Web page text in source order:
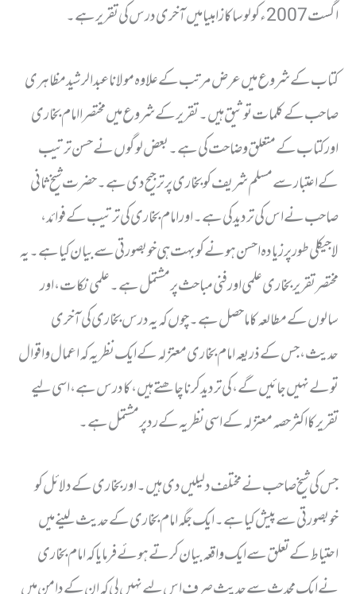
اگست 2007ء کو لوساکا زامبیا میں آخری درس کی تقریر ہے۔
کتاب کے شروع میں عرض مرتب کے علاوہ مولانا عبدالرشید مظاہری
صاحب کے کلمات توثیق ہیں۔تقریر کے شروع میں مختصرا امام بخاری
اور کتاب کے متعلق وضاحت کی ہے۔ بعض لوگوں نے حسن ترتیب
کے اعتبار سے مسلم شریف کو بخاری پر ترجیح دی ہے۔ حضرت شیخ ثانی
صاحب نے اس کی تردید کی ہے۔ اور امام بخاری کی ترتیب کے فوائد،
لاجیکلی طور پر زیادہ احسن ہونے کو بہت ہی خوبصورتی سے بیان کیا ہے۔یہ
مختصر تقریر بخاری علمی اور فنی مباحث پر مشتمل ہے۔ علمی نکات، اور
سالوں کے مطالعہ کا ماحصل ہے۔ چوں کہ یہ درس بخاری کی آخری
حدیث، جس کے ذریعہ امام بخاری معتزلہ کے ایک نظریہ کہ اعمال و اقوال
تولے نہیں جائیں گے، کی تردید کرنا چاھتے ہیں،کا درس ہے، اسی لیے
تقریر کا اکثر حصہ معتزلہ کے اسی نظریہ کے رد پر مشتمل ہے۔
جس کی شیخ صاحب نے مختلف دلیلیں دی ہیں۔ اور بخاری کے دلائل کو
خوبصورتی سے پیش کیا ہے۔ ایک جگہ امام بخاری کے حدیث لینے میں
احتیاط کے تعلق سے ایک واقعہ بیان کرتے ہوئے فرمایا کہ امام بخاری